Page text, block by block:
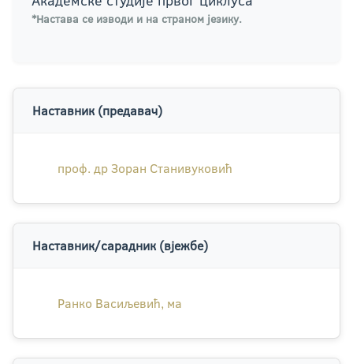
*Настава се изводи и на страном језику.
Наставник (предавач)
проф. др Зоран Станивуковић
Наставник/сарадник (вјежбе)
Ранко Васиљевић, ма